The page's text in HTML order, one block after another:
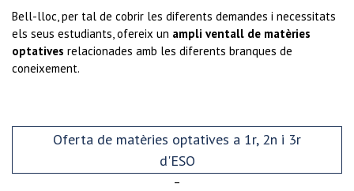
Bell-lloc, per tal de cobrir les diferents demandes i necessitats
els seus estudiants, ofereix un ampli ventall de matèries
optatives relacionades amb les diferents branques de
coneixement.
Oferta de matèries optatives a 1r, 2n i 3r
d'ESO
–